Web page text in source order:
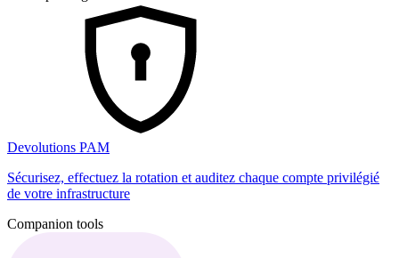
Devolutions PAM
Sécurisez, effectuez la rotation et auditez chaque compte privilégié
de votre infrastructure
Companion tools